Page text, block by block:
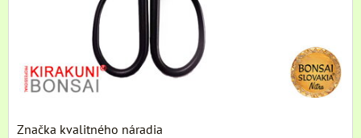
Značka kvalitného náradia